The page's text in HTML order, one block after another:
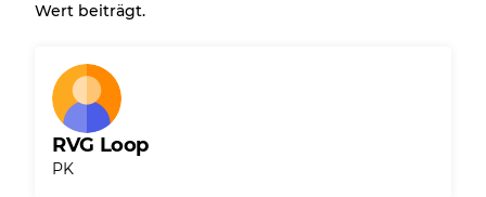
Note C
Wert beiträgt.
RVG Loop
PK